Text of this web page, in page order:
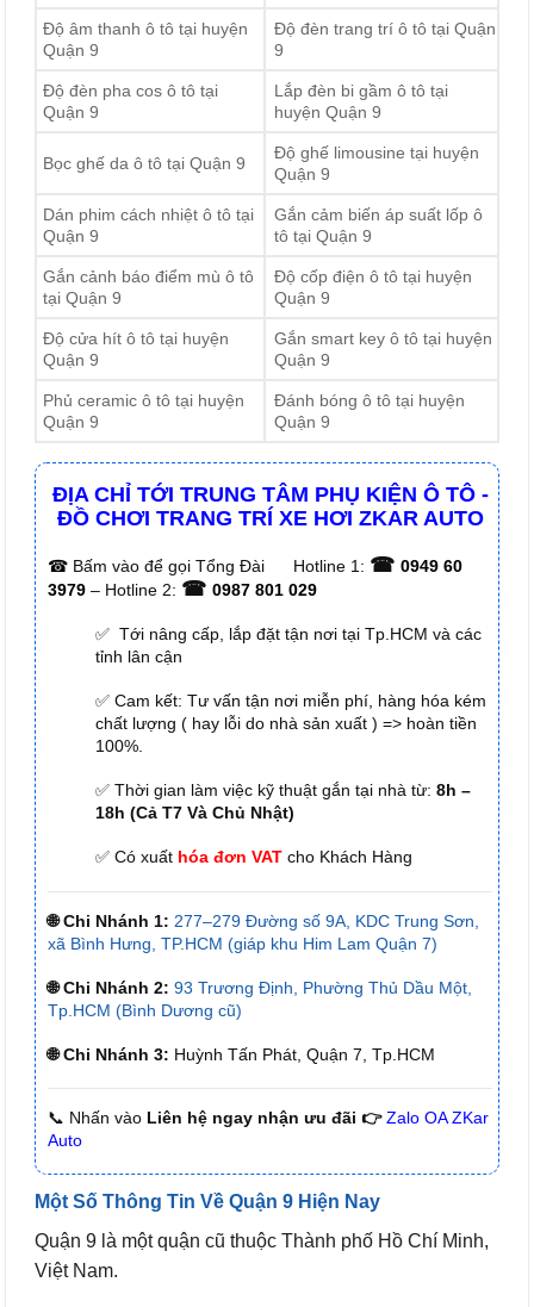
Độ âm thanh ô tô tại huyện
Quận 9
Độ đèn trang trí ô tô tại Quận
9
Độ đèn pha cos ô tô tại
Quận 9
Lắp đèn bi gầm ô tô tại
huyện Quận 9
Bọc ghế da ô tô tại Quận 9
Độ ghế limousine tại huyện
Quận 9
Dán phim cách nhiệt ô tô tại
Quận 9
Gắn cảm biến áp suất lốp ô
tô tại Quận 9
Gắn cảnh báo điểm mù ô tô
tại Quận 9
Độ cốp điện ô tô tại huyện
Quận 9
Độ cửa hít ô tô tại huyện
Quận 9
Gắn smart key ô tô tại huyện
Quận 9
Phủ ceramic ô tô tại huyện
Quận 9
Đánh bóng ô tô tại huyện
Quận 9
ĐỊA CHỈ TỚI TRUNG TÂM PHỤ KIỆN Ô TÔ -
ĐỒ CHƠI TRANG TRÍ XE HƠI ZKAR AUTO
☎ Bấm vào để gọi Tổng Đài Hotline 1: ☎ 0949 60
3979 – Hotline 2: ☎ 0987 801 029
✅ Tới nâng cấp, lắp đặt tận nơi tại Tp.HCM và các
tỉnh lân cận
✅ Cam kết: Tư vấn tận nơi miễn phí, hàng hóa kém
chất lượng ( hay lỗi do nhà sản xuất ) => hoàn tiền
100%.
✅ Thời gian làm việc kỹ thuật gắn tại nhà từ: 8h –
18h (Cả T7 Và Chủ Nhật)
✅ Có xuất hóa đơn VAT cho Khách Hàng
🌐 Chi Nhánh 1: 277–279 Đường số 9A, KDC Trung Sơn,
xã Bình Hưng, TP.HCM (giáp khu Him Lam Quận 7)
🌐 Chi Nhánh 2: 93 Trương Định, Phường Thủ Dầu Một,
Tp.HCM (Bình Dương cũ)
🌐 Chi Nhánh 3: Huỳnh Tấn Phát, Quận 7, Tp.HCM
📞 Nhấn vào Liên hệ ngay nhận ưu đãi 👉 Zalo OA ZKar
Auto
Một Số Thông Tin Về Quận 9 Hiện Nay
Quận 9 là một quận cũ thuộc Thành phố Hồ Chí Minh,
Việt Nam.